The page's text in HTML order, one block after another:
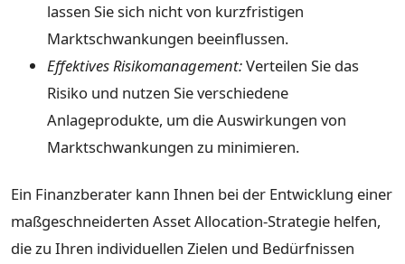
lassen Sie sich nicht von kurzfristigen
Marktschwankungen beeinflussen.
Effektives Risikomanagement:Verteilen Sie das
Risiko und nutzen Sie verschiedene
Anlageprodukte, um die Auswirkungen von
Marktschwankungen zu minimieren.
Ein Finanzberater kann Ihnen bei der Entwicklung einer
maßgeschneiderten Asset Allocation-Strategie helfen,
die zu Ihren individuellen Zielen und Bedürfnissen